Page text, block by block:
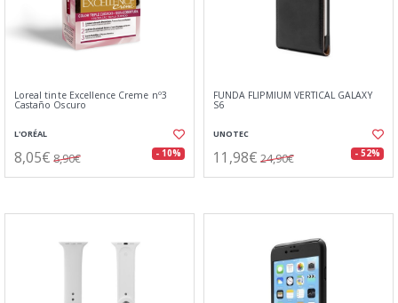
Loreal tinte Excellence Creme nº3
Castaño Oscuro
L'ORÉAL
8,05€ 8,90€ - 10%
FUNDA FLIPMIUM VERTICAL GALAXY
S6
UNOTEC
11,98€ 24,90€ - 52%